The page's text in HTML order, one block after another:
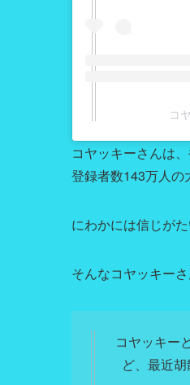
コ
コヤッキーさんは
登録者数143万人の
にわかには信じが
そんなコヤッキー
コヤッキー
ど、最近